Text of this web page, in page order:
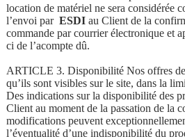
location de matériel ne sera considérée
l’envoi par ESDIau Client de la
commande par courrier électronique et
ci de l’acompte dû.
ARTICLE 3. Disponibilité Nos offres
qu’ils sont visibles sur le site, dans la
Des indications sur la disponibilité des
Client au moment de la passation de la
modifications peuvent
l’éventualité d’une indisponibilité du